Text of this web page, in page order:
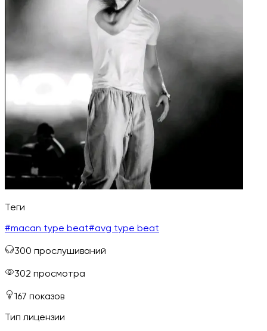
Теги
#macan type beat#avg type beat
300 прослушиваний
302 просмотра
167 показов
Тип лицензии